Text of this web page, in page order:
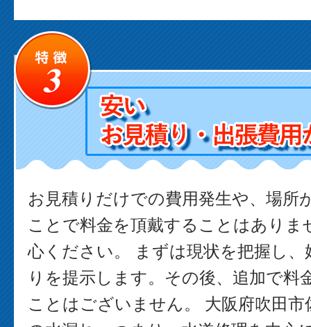
お見積りだけでの費用発生や、場所
ことで料金を頂戴することはありま
心ください。 まずは現状を把握し
りを提示します。その後、追加で料
ことはございません。 大阪府吹田